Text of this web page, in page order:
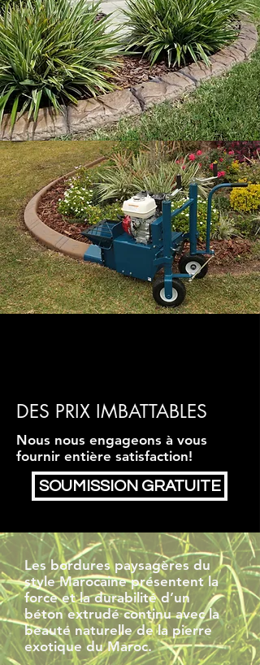
DES PRIX IMBATTABLES
Nous nous engageons à vous
fournir entière satisfaction!
SOUMISSION GRATUITE
Les bordures paysagères du
style Marocaine présentent la
force et la durabilité d’un
béton extrudé continu avec la
beauté naturelle de la pierre
exotique du Maroc.